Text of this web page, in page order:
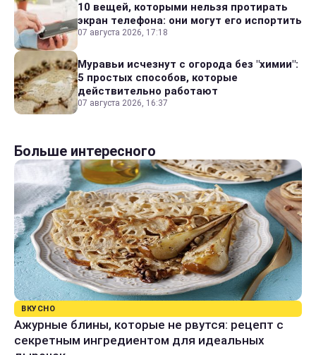
10 вещей, которыми нельзя протирать
экран телефона: они могут его испортить
07 августа 2026, 17:18
Муравьи исчезнут с огорода без "химии":
5 простых способов, которые
действительно работают
07 августа 2026, 16:37
Больше интересного
ВКУСНО
Ажурные блины, которые не рвутся: рецепт с
секретным ингредиентом для идеальных